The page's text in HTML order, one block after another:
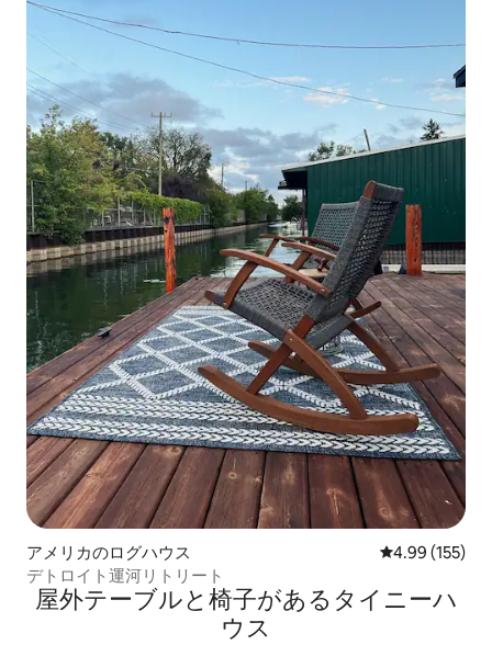
アメリカのログハウス レビュー155
4.99 (155)
デトロイト運河リトリート
屋外テーブルと椅子があるタイニーハ
ウス